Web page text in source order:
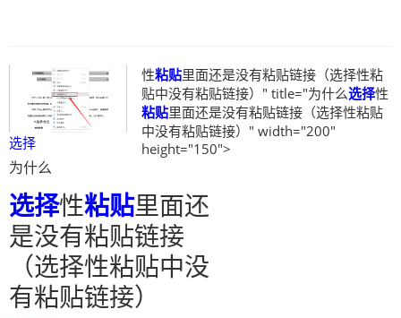
选择
性粘贴里面还是没有粘贴链接（选择性粘
贴中没有粘贴链接）" title="为什么选择性
粘贴里面还是没有粘贴链接（选择性粘贴
中没有粘贴链接）" width="200"
height="150">
为什么
选择性粘贴里面还
是没有粘贴链接
（选择性粘贴中没
有粘贴链接）